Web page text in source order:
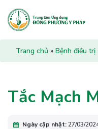
Trang chủ » Bệnh điều trị
Tắc Mạch
Ngày cập nhật:27/03/